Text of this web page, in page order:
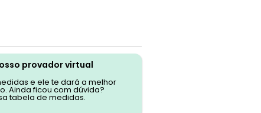
provador virtual
e ele te dará a melhor
Ainda ficou com dúvida?
tabela de medidas.